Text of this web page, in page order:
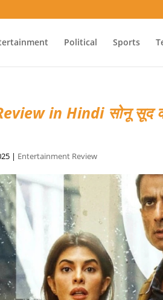
Political Sports
in Hindi सोनू सूद की
| Entertainment Review